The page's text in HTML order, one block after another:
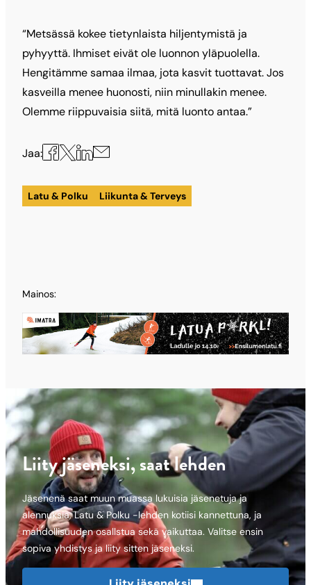
“Metsässä kokee tietynlaista hiljentymistä ja
pyhyyttä. Ihmiset eivät ole luonnon yläpuolella.
Hengitämme samaa ilmaa, jota kasvit tuottavat. Jos
kasveilla menee huonosti, niin minullakin menee.
Olemme riippuvaisia siitä, mitä luonto antaa.”
Jaa: Jaa
Facebookissa
Jaa
X:ssä
Jaa
LinkedInissä
Jaa
sähköpostilla
Latu & Polku Liikunta & Terveys
Mainos:
Liity jäseneksi, saat lehden
Jäsenenä saat muun muassa lukuisia jäsenetuja ja
alennuksia, Latu & Polku -lehden kotiisi kannettuna, ja
mahdollisuuden osallstua sekä vaikuttaa. Valitse ensin
sopiva yhdistys ja liity sitten jäseneksi.